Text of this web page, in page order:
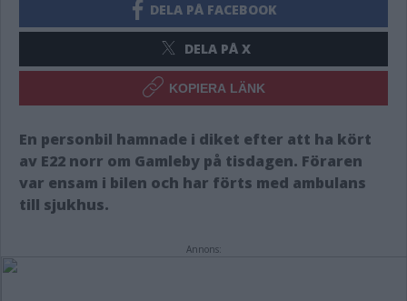
DELA PÅ FACEBOOK
DELA PÅ X
KOPIERA LÄNK
En personbil hamnade i diket efter att ha kört
av E22 norr om Gamleby på tisdagen. Föraren
var ensam i bilen och har förts med ambulans
till sjukhus.
Annons: